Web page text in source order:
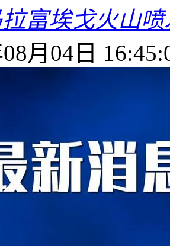
富埃戈火山
月04日